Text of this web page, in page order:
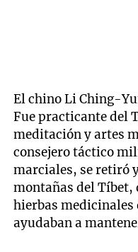
El chino Li Ching-
Fue practicante del
meditación y artes
consejero táctico
marciales, se retiró
montañas del Tíbet,
hierbas medicinales
ayudaban a